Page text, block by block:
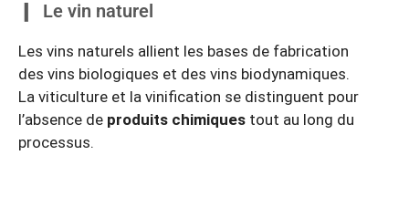
Le vin naturel
Les vins naturels allient les bases de fabrication
des vins biologiques et des vins biodynamiques.
La viticulture et la vinification se distinguent pour
l’absence de produits chimiques tout au long du
processus.